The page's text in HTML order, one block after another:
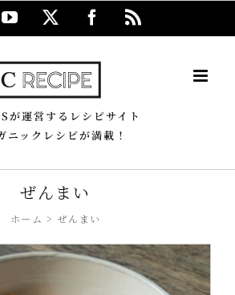
YouTube Facebook
運営するレシピサイト
ニックレシピが満載！
ぜんまい
ホーム ぜんまい